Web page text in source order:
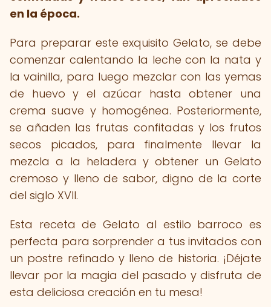
en la época.
Para preparar este exquisito Gelato, se debe
comenzar calentando la leche con la nata y
la vainilla, para luego mezclar con las yemas
de huevo y el azúcar hasta obtener una
crema suave y homogénea. Posteriormente,
se añaden las frutas confitadas y los frutos
secos picados, para finalmente llevar la
mezcla a la heladera y obtener un Gelato
cremoso y lleno de sabor, digno de la corte
del siglo XVII.
Esta receta de Gelato al estilo barroco es
perfecta para sorprender a tus invitados con
un postre refinado y lleno de historia. ¡Déjate
llevar por la magia del pasado y disfruta de
esta deliciosa creación en tu mesa!